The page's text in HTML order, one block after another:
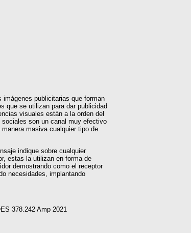
publicitarias que forman
que se utilizan para dar publicidad
visuales están a la orden del
son un canal muy efectivo
masiva cualquier tipo de
indique sobre cualquier
estas la utilizan en forma de
demostrando como el receptor
necesidades, implantando
378.242 Amp 2021